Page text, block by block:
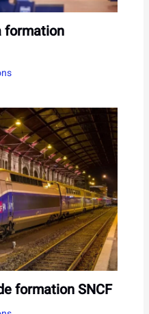
formation
formation SNCF